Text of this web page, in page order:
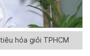
hóa giỏi TPHCM